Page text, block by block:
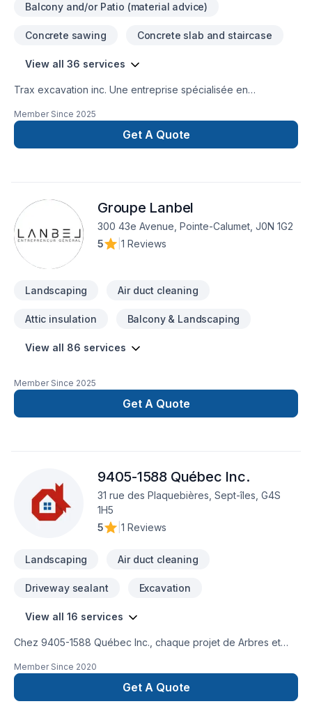
Balcony and/or Patio (material advice)
Concrete sawing Concrete slab and staircase
View all 36 services
Trax excavation inc. Une entreprise spécialisée en
soutènement, pavés unis, travaux de béton, drain français,
imperméabilisation de fondations et aussi, ventes de produits
tels que pavés, dalles, agrégats et plus. Service rapide et
Member Since 2025
Get A Quote
Groupe Lanbel
300 43e Avenue, Pointe-Calumet, J0N 1G2
5
1 Reviews
Landscaping Air duct cleaning
Attic insulation Balcony & Landscaping
View all 86 services
Member Since 2025
Get A Quote
9405-1588 Québec Inc.
31 rue des Plaquebières, Sept-îles, G4S
1H5
5
1 Reviews
Landscaping Air duct cleaning
Driveway sealant Excavation
View all 16 services
Chez 9405-1588 Québec Inc., chaque projet de Arbres et
Horticulture, Irrigation, Muret, Pavé uni, Paysagement, Tourbe
est l'occasion de démontrer notre engagement envers la
qualité et la satisfaction client à Abitibi-Témiscamingue,Bas
Member Since 2020
Get A Quote